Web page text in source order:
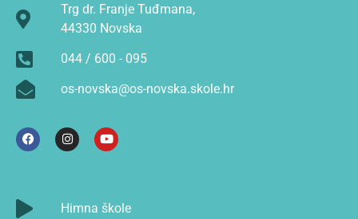
Trg dr. Franje Tuđmana,
44330 Novska
044 / 600 - 095
os-novska@os-novska.skole.hr
Himna škole